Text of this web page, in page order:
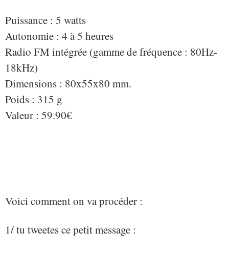
Puissance : 5 watts
Autonomie : 4 à 5 heures
Radio FM intégrée (gamme de fréquence : 80Hz-
18kHz)
Dimensions : 80x55x80 mm.
Poids : 315 g
Valeur : 59.90€
Voici comment on va procéder :
1/ tu tweetes ce petit message :